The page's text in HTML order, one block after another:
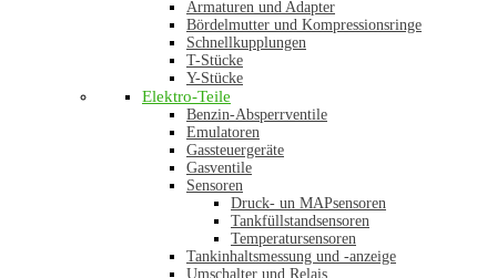
Armaturen und Adapter
Bördelmutter und Kompressionsringe
Schnellkupplungen
T-Stücke
Y-Stücke
Elektro-Teile
Benzin-Absperrventile
Emulatoren
Gassteuergeräte
Gasventile
Sensoren
Druck- un MAPsensoren
Tankfüllstandsensoren
Temperatursensoren
Tankinhaltsmessung und -anzeige
Umschalter und Relais